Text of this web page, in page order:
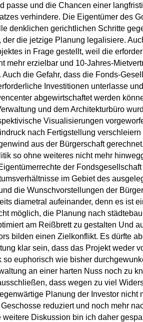
passe und die Chancen einer
verhindere. Die Eigentümer des
denklichen gerichtlichen Schritte
der die jetzige Planung legalisiere.
in Frage gestellt, weil die
mehr erzielbar und 10-Jahres-
die Gefahr, dass die Fonds-
Investitionen unterlasse
abgewirtschaftet werden
und dem Architekturbüro
Visualisierungen
nach Fertigstellung verschleiern
aus der Bürgerschaft
so ohne weiteres nicht mehr
der
im Gebiet des
die Wunschvorstellungen der
diametral aufeinander, denn es ist
möglich, die Planung nach
am Reißbrett zu gestalten Und
bilden einen Zielkonflikt. Es dürfte
klar sein, dass das Projekt weder
so euphorisch wie bisher
an einer harten Nuss noch zu
dass wegen zu viel
Planung der Investor nicht
reduziert und noch mehr
weitere Diskussion bin ich daher